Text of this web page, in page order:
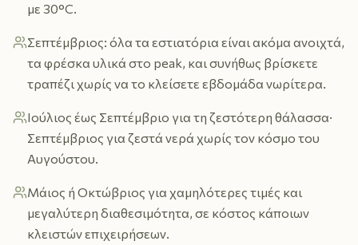
με 30°C.
Σεπτέμβριος: όλα τα εστιατόρια είναι ακόμα ανοιχτά,
τα φρέσκα υλικά στο peak, και συνήθως βρίσκετε
τραπέζι χωρίς να το κλείσετε εβδομάδα νωρίτερα.
Ιούλιος έως Σεπτέμβριο για τη ζεστότερη θάλασσα·
Σεπτέμβριος για ζεστά νερά χωρίς τον κόσμο του
Αυγούστου.
Μάιος ή Οκτώβριος για χαμηλότερες τιμές και
μεγαλύτερη διαθεσιμότητα, σε κόστος κάποιων
κλειστών επιχειρήσεων.